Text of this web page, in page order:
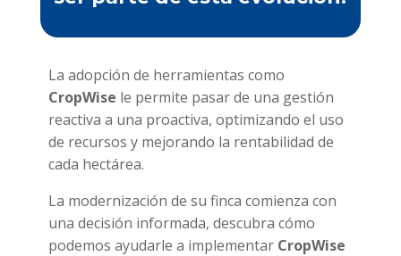
La adopción de herramientas como
CropWise le permite pasar de una gestión
reactiva a una proactiva, optimizando el uso
de recursos y mejorando la rentabilidad de
cada hectárea.
La modernización de su finca comienza con
una decisión informada, descubra cómo
podemos ayudarle a implementar CropWise